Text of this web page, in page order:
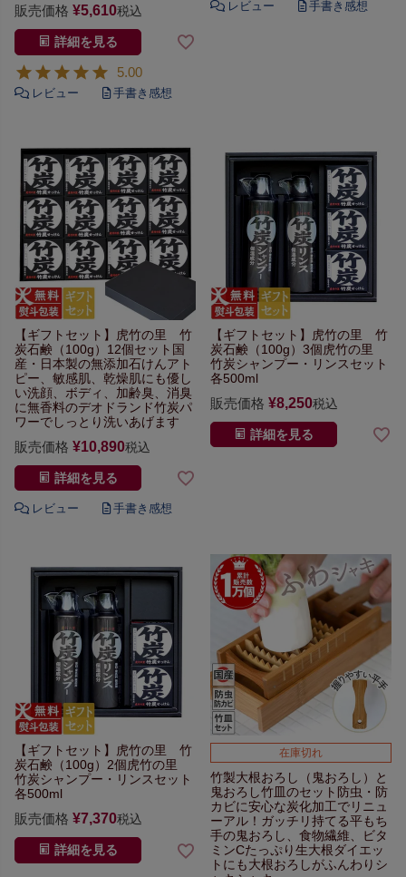
販売価格 ¥5,610税込
詳細を見る
5.00
【ギフトセット】
虎竹の里 竹
炭石鹸（100g）12個セット 国
産・日本製の無添加石けんアト
ピー、敏感肌、乾燥肌にも優し
い洗顔、ボディ、加齢臭、 消臭
に無香料のデオドランド竹炭パ
ワーでしっとり洗いあげます
販売価格 ¥10,890税込
詳細を見る
【ギフトセット】
虎竹の里 竹
炭石鹸（100g）3個虎竹の里
竹炭シャンプー・リンスセット
各500ml
販売価格 ¥8,250税込
詳細を見る
【ギフトセット】 虎竹の里 竹
炭石鹸（100g）2個虎竹の里
竹炭シャンプー・リンスセット
各500ml
販売価格 ¥7,370税込
詳細を見る
在庫切れ
竹製大根おろし（鬼おろし）と
鬼おろし竹皿のセット 防虫・防
カビに安心な炭化加工でリニュ
ーアル！ ガッチリ持てる平もち
手の鬼おろし、 食物繊維、ビタ
ミンCたっぷり生大根ダイエッ
トにも大根おろしがふんわりシ